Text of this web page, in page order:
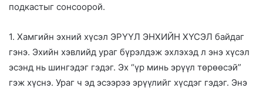
подкастыг сонсоорой.
1. Хамгийн эхний хүсэл ЭРҮҮЛ ЭНХИЙН ХҮСЭЛ байдаг
гэнэ. Эхийн хэвлийд ураг бүрэлдэж эхлэхэд л энэ хүсэл
эсэнд нь шингэдэг гэдэг. Эх “үр минь эрүүл төрөөсэй”
гэж хүснэ. Ураг ч эд эсээрээ эрүүлийг хүсдэг гэдэг. Энэ